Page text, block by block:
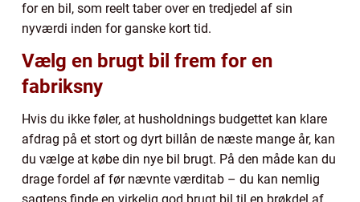
for en bil, som reelt taber over en tredjedel af sin
nyværdi inden for ganske kort tid.
Vælg en brugt bil frem for en
fabriksny
Hvis du ikke føler, at husholdnings budgettet kan klare
afdrag på et stort og dyrt billån de næste mange år, kan
du vælge at købe din nye bil brugt. På den måde kan du
drage fordel af før nævnte værditab – du kan nemlig